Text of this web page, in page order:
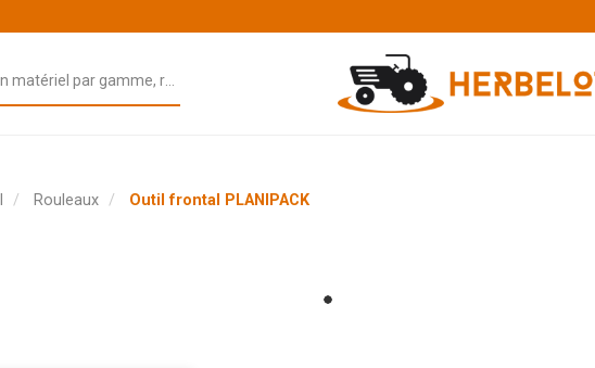
Rouleaux Outil frontal PLANIPACK